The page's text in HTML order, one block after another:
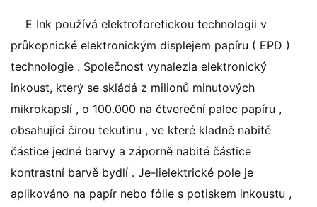
E Ink používá elektroforetickou technologii v
průkopnické elektronickým displejem papíru ( EPD )
technologie . Společnost vynalezla elektronický
inkoust, který se skládá z milionů minutových
mikrokapslí , o 100.000 na čtvereční palec papíru ,
obsahující čirou tekutinu , ve které kladně nabité
částice jedné barvy a záporně nabité částice
kontrastní barvě bydlí . Je-lielektrické pole je
aplikováno na papír nebo fólie s potiskem inkoustu ,